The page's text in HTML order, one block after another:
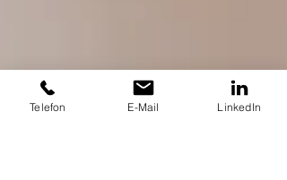
Telefon E-Mail LinkedIn